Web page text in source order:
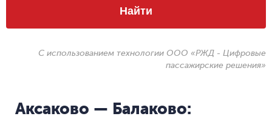
Найти
С использованием технологии ООО «РЖД - Цифровые
пассажирские решения»
Аксаково — Балаково: